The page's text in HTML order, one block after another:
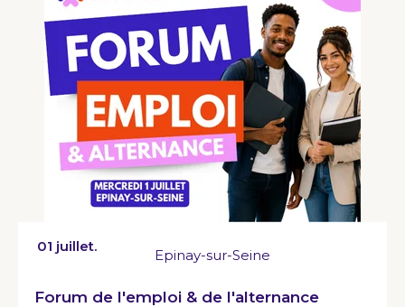
01 juillet.
Epinay-sur-Seine
Forum de l'emploi & de l'alternance